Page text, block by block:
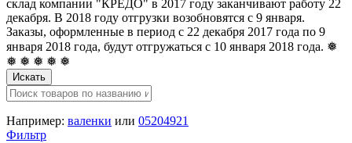
склад компании "КРЕДО" в 2017 году заканчивают работу 22
декабря. В 2018 году отгрузки возобновятся с 9 января.
Заказы, оформленные в период с 22 декабря 2017 года по 9
января 2018 года, будут отгружаться с 10 января 2018 года. ❅
❅ ❅ ❅ ❅ ❅
Искать
Например: валенки или 05204921
Фильтр